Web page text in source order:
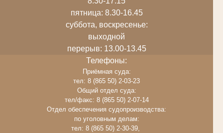
пятница: 8.30-16.45
суббота, воскресенье:
выходной
перерыв: 13.00-13.45
Телефоны:
Приёмная суда:
тел: 8 (865 50) 2-03-23
Общий отдел суда:
тел/факс: 8 (865 50) 2-07-14
Отдел обеспечения судопроизводства:
по уголовным делам:
тел: 8 (865 50) 2-30-39,